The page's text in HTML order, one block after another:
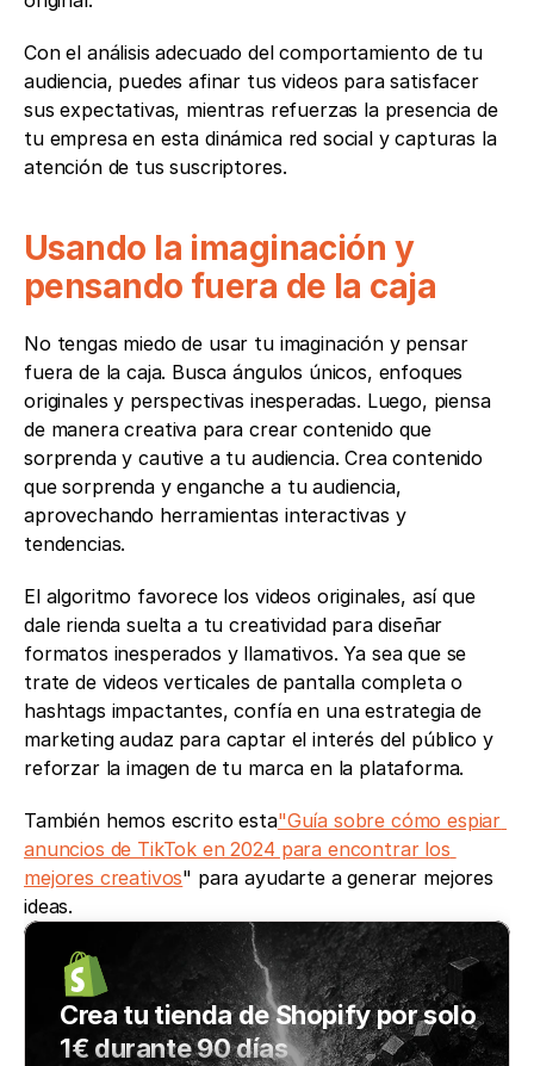
Con el análisis adecuado del comportamiento de tu
audiencia, puedes afinar tus videos para satisfacer
sus expectativas, mientras refuerzas la presencia de
tu empresa en esta dinámica red social y capturas la
atención de tus suscriptores.
Usando la imaginación y
pensando fuera de la caja
No tengas miedo de usar tu imaginación y pensar
fuera de la caja. Busca ángulos únicos, enfoques
originales y perspectivas inesperadas. Luego, piensa
de manera creativa para crear contenido que
sorprenda y cautive a tu audiencia. Crea contenido
que sorprenda y enganche a tu audiencia,
aprovechando herramientas interactivas y
tendencias.
El algoritmo favorece los videos originales, así que
dale rienda suelta a tu creatividad para diseñar
formatos inesperados y llamativos. Ya sea que se
trate de videos verticales de pantalla completa o
hashtags impactantes, confía en una estrategia de
marketing audaz para captar el interés del público y
reforzar la imagen de tu marca en la plataforma.
También hemos escrito esta"Guía sobre cómo espiar
anuncios de TikTok en 2024 para encontrar los
mejores creativos" para ayudarte a generar mejores
ideas.
Crea tu tienda de Shopify por solo
1€ durante 90 días